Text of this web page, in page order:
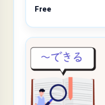
Free